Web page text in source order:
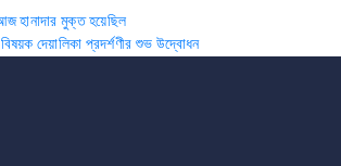
হানাদার মুক্ত হয়েছিল
দেয়ালিকা প্রদর্শণীর শুভ উদ্বোধন